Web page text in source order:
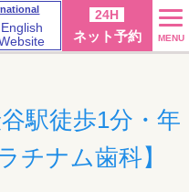
English
24H
ネット予約 MENU
駅徒歩1分・年
チナム歯科】